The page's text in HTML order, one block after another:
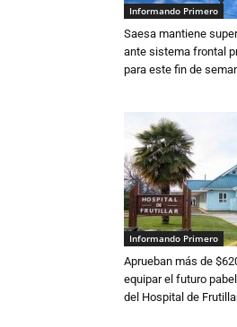
Informando Primero
Saesa mantiene
ante sistema frontal
para este fin de
Informando Primero
Aprueban más de
equipar el futuro
del Hospital de